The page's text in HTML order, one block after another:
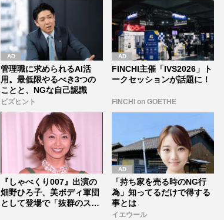
管理職に求められるAI活
用。最低限やるべき3つの
ことと、NGな自己認識
ビズヒント
FINCHI主催「IVS2026」ト
ークセッションが話題に！
FINCHI on GOETHE
『しゃべくり007』出演の
畑野ひろ子、美ボディ軍団
として登場で「抜群のスタ
「持ち家を売る時のNG行
為」知ってるだけで得する
事とは
イエウール